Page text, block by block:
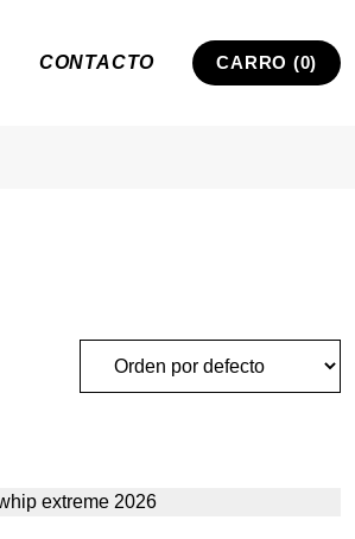
CONTACTO CARRO (0)